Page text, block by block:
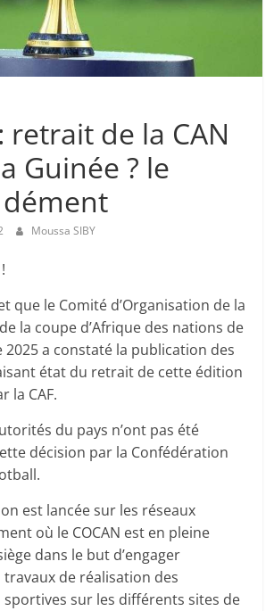
retrait de la CAN
Guinée ? le
dément
Moussa SIBY
que le Comité d’Organisation de la
la coupe d’Afrique des nations de
a constaté la publication des
état du retrait de cette édition
la CAF.
du pays n’ont pas été
décision par la Confédération
est lancée sur les réseaux
où le COCAN est en pleine
dans le but d’engager
de réalisation des
sur les différents sites de